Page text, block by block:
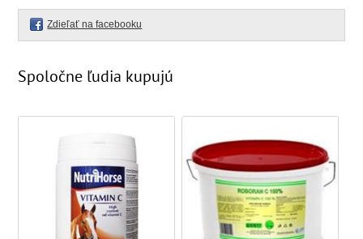
Zdieľať na facebooku
Spoločne ľudia kupujú